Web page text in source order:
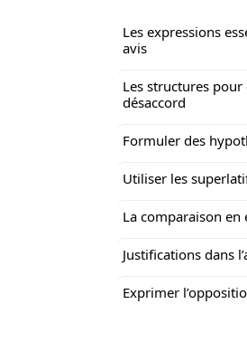
Les expressions
avis
Les structures pour
désaccord
Formuler des
Utiliser les
La comparaison en
Justifications dans
Exprimer